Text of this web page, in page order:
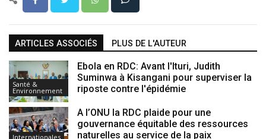
ARTICLES ASSOCIÉS PLUS DE L'AUTEUR
Santé &
Environnement
Ebola en RDC: Avant l'Ituri, Judith
Suminwa à Kisangani pour superviser la
riposte contre l'épidémie
Internationales
A l’ONU la RDC plaide pour une
gouvernance équitable des ressources
naturelles au service de la paix